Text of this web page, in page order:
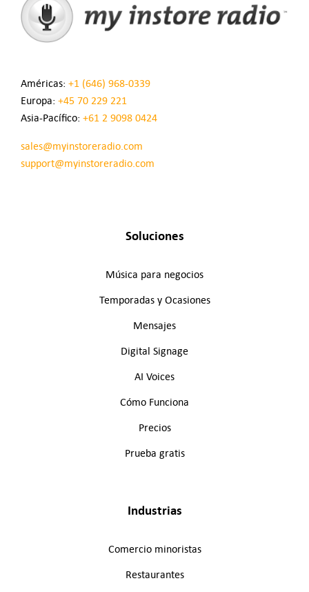
Américas: +1 (646) 968-0339
Europa: +45 70 229 221
Asia-Pacífico: +61 2 9098 0424
sales@myinstoreradio.com
support@myinstoreradio.com
Soluciones
Música para negocios
Temporadas y Ocasiones
Mensajes
Digital Signage
AI Voices
Cómo Funciona
Precios
Prueba gratis
Industrias
Comercio minoristas
Restaurantes